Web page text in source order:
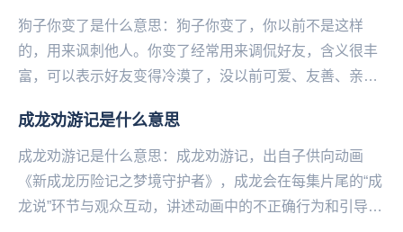
狗子你变了是什么意思：狗子你变了，你以前不是这样
的，用来讽刺他人。你变了经常用来调侃好友，含义很丰
富，可以表示好友变得冷漠了，没以前可爱、友善、亲
你不...
成龙劝游记是什么意思
成龙劝游记是什么意思：成龙劝游记，出自子供向动画
《新成龙历险记之梦境守护者》，成龙会在每集片尾的“成
龙说”环节与观众互动，讲述动画中的不正确行为和引导观